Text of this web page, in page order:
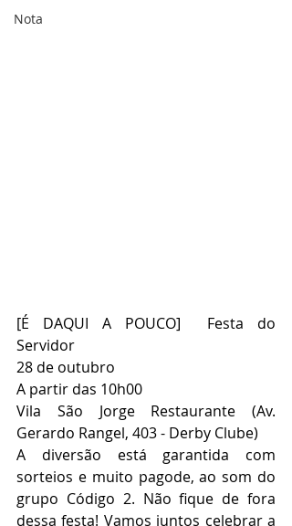
Nota
[É DAQUI A POUCO]  Festa do
Servidor
28 de outubro
A partir das 10h00
Vila São Jorge Restaurante (Av.
Gerardo Rangel, 403 - Derby Clube)
A diversão está garantida com
sorteios e muito pagode, ao som do
grupo Código 2. Não fique de fora
dessa festa! Vamos juntos celebrar a